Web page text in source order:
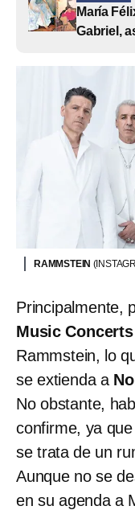
María
Gabriel,
RAMMSTEIN
Principalmente,
Music Concerts
Rammstein, lo
se extienda a
No obstante,
confirme, ya
se trata de un
Aunque no se
en su agenda a